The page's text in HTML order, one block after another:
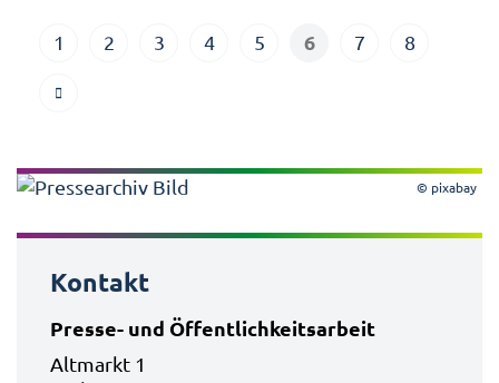
1 2 3 4 5 6 7 8
© pixabay
Kontakt
Presse- und Öffentlichkeitsarbeit
Altmarkt 1